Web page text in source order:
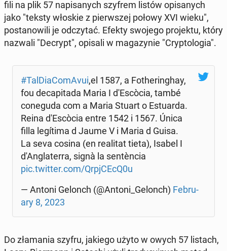
fi­li na plik 57 na­pi­sa­nych szyfrem listów opi­sa­nych
jako "teksty włoskie z pierw­szej połowy XVI wieku",
po­sta­no­wi­li je od­czy­tać. Efekty swojego pro­jek­tu, który
nazwali "Decrypt", opisali w ma­ga­zy­nie "Cryp­to­lo­gia".
#Tal­Dia­Co­mA­vui,el 1587, a Fo­the­rin­ghay,
fou de­ca­pi­ta­da Maria I d'E­scòcia, també
co­ne­gu­da com a Maria Stuart o Es­tu­ar­da.
Reina d'E­scòcia entre 1542 i 1567. Única
filla le­gíti­ma d Jaume V i Maria d Guisa.
La seva cosina (en re­ali­tat tieta), Isabel I
d'An­gla­ter­ra, signà la sen­tèn­cia
pic.twitter.com/Qr­pj­CE­cQ0u
— Antoni Gelonch (@Antoni_Gelonch) Fe­bru­
ary 8, 2023
Do zła­ma­nia szyfru, jakiego użyto w owych 57 listach,